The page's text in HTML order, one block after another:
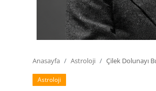
Anasayfa Astroloji Çilek Dolunayı
Astroloji